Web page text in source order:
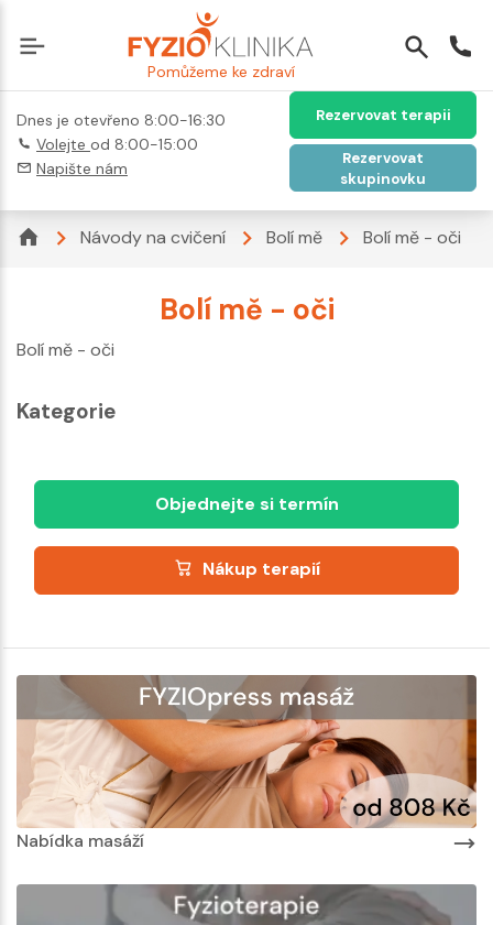
Pomůžeme ke zdraví
Dnes je otevřeno 8:00-16:30
Volejte od 8:00-15:00
Napište nám
Rezervovat terapii
Rezervovat
skupinovku
Návody na cvičení Bolí mě Bolí mě - oči
Bolí mě - oči
Bolí mě - oči
Kategorie
Objednejte si termín
Nákup terapií
Nabídka masáží